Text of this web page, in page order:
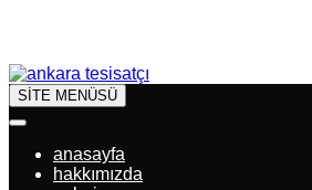
SİTE MENÜSÜ
anasayfa
hakkımızda